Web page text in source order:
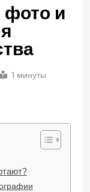
фото и
1 минуты